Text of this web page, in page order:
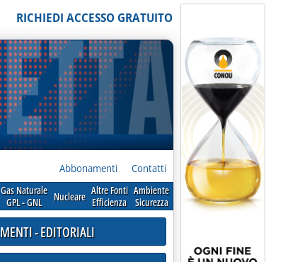
RICHIEDI ACCESSO GRATUITO
Abbonamenti Contatti
Gas Naturale
GPL - GNL
Nucleare Altre Fonti
Efficienza
Ambiente
Sicurezza
- EDITORIALI